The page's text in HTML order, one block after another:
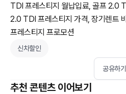
TDI 프레스티지 월납입료, 골프 2.0
2.0 TDI 프레스티지 가격, 장기렌트
프레스티지 프로모션
신차할인
공유하기
추천 콘텐츠 이어보기